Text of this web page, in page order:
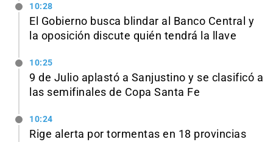
10:28
El Gobierno busca blindar al Banco Central y
la oposición discute quién tendrá la llave
10:25
9 de Julio aplastó a Sanjustino y se clasificó a
las semifinales de Copa Santa Fe
10:24
Rige alerta por tormentas en 18 provincias